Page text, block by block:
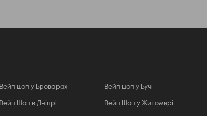
Вейп шоп у Броварах Вейп шоп у Бучі
Вейп Шоп в Дніпрі Вейп Шоп у Житомирі